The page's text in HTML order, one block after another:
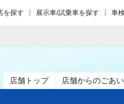
を探す 展示車/試乗車を探す 車
店舗トップ 店舗からのごあ